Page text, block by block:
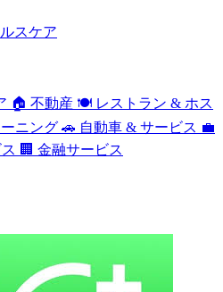
スケア
🏠 不動産 🍽️ レストラン & ホス
ニング 🚗 自動車 & サービス 💼
🏢 金融サービス